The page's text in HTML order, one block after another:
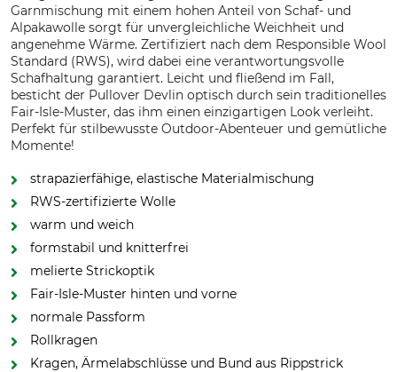
Garnmischung mit einem hohen Anteil von Schaf- und
Alpakawolle sorgt für unvergleichliche Weichheit und
angenehme Wärme. Zertifiziert nach dem Responsible Wool
Standard (RWS), wird dabei eine verantwortungsvolle
Schafhaltung garantiert. Leicht und fließend im Fall,
besticht der Pullover Devlin optisch durch sein traditionelles
Fair-Isle-Muster, das ihm einen einzigartigen Look verleiht.
Perfekt für stilbewusste Outdoor-Abenteuer und gemütliche
Momente!
strapazierfähige, elastische Materialmischung
RWS-zertifizierte Wolle
warm und weich
formstabil und knitterfrei
melierte Strickoptik
Fair-Isle-Muster hinten und vorne
normale Passform
Rollkragen
Kragen, Ärmelabschlüsse und Bund aus Rippstrick